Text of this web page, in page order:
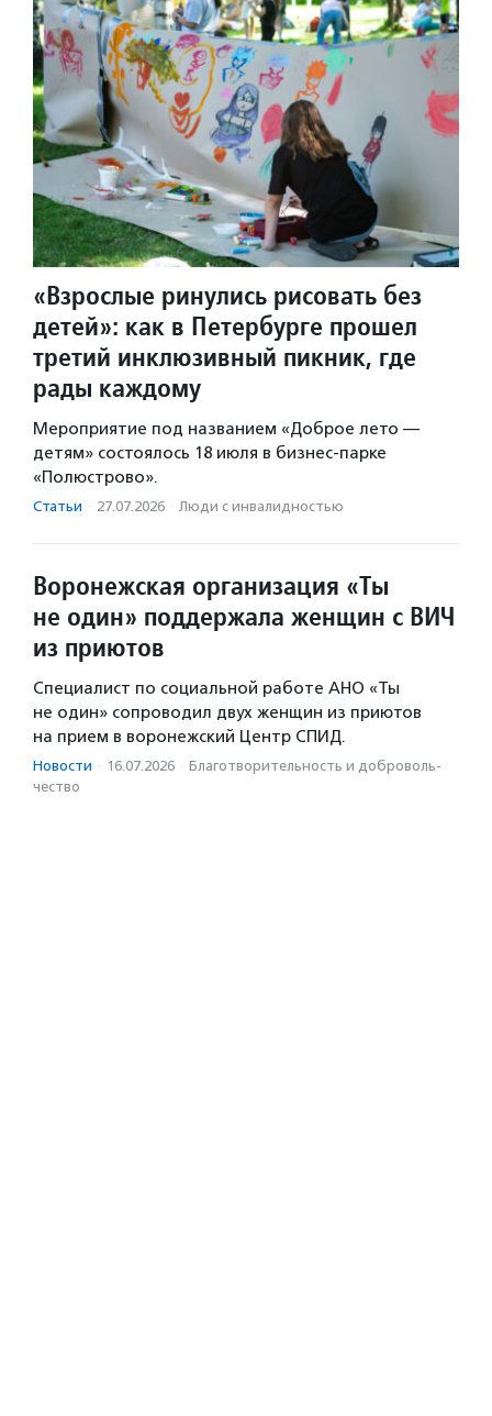
«Взрослые ринулись рисовать без
детей»: как в Петербурге прошел
третий инклюзивный пикник, где
рады каждому
Мероприятие под названием «Доброе лето —
детям» состоялось 18 июля в бизнес-парке
«Полюстрово».
Статьи · 27.07.2026 · Люди с инвалидностью
Воронежская организация «Ты
не один» поддержала женщин с ВИЧ
из приютов
Специалист по социальной работе АНО «Ты
не один» сопроводил двух женщин из приютов
на прием в воронежский Центр СПИД.
Новости · 16.07.2026 · Благотвори­тель­ность и доброволь­
чест­во